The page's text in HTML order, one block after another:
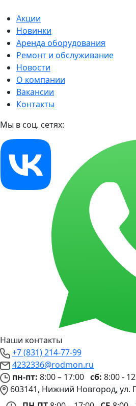
Акции
Новинки
Аренда оборудования
Ремонт и обслуживание
Новости
О компании
Вакансии
Контакты
Мы в соц. сетях:
Наши контакты
+7 (831) 214-77-99
4232336@rodmon.ru
пн-пт: 8:00 – 17:00 сб: 8:00 -
603141, Нижний Новгород, ул.